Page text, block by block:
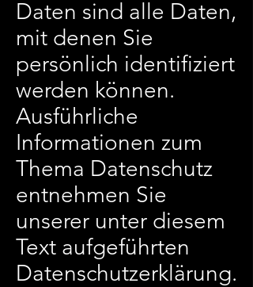
Daten sind alle Daten,
mit denen Sie
persönlich identifiziert
werden können.
Ausführliche
Informationen zum
Thema Datenschutz
entnehmen Sie
unserer unter diesem
Text aufgeführten
Datenschutzerklärung.